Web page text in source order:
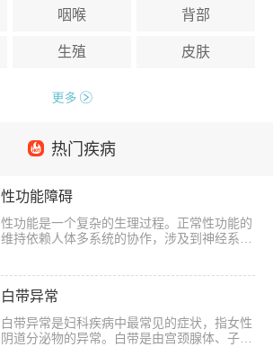
咽喉 背部
生殖 皮肤
热门疾病
性功能障碍
性功能是一个复杂的生理过程。正常性功能的
维持依赖人体多系统的协作，涉及到神经系
白带异常
白带异常是妇科疾病中最常见的症状，指女性
阴道分泌物的异常。白带是由宫颈腺体、子宫